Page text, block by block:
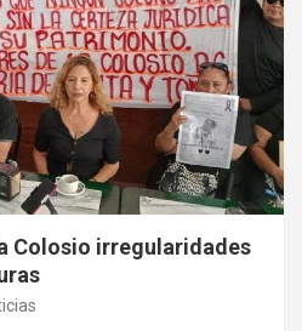
Colosio irregularidades